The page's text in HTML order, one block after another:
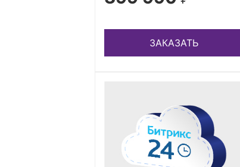
ЗАКАЗАТЬ